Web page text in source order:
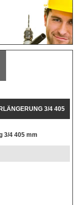
3/4 405
3/4 405 mm